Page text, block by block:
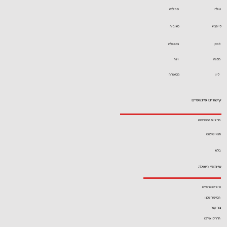
קישורים שימושיים
תנאי שימוש
מדיניות המשתמש
בלוג
שיתופי פעולה
הסיפור שלנו
סיורים פרטיים
הדריכו איתנו
צור קשר
סביליה טולדו
נאפפליו לוזאן
סגוביה
מלגה
לייפציג
מטאורה
וינה
ליון